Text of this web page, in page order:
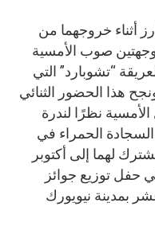
أثناء خروجهما من
صوب الأمسية
“تشوبارد” التي
هذا الحضور الثنائي
نظرًا لندرة
السجادة الحمراء في
لهما إلى أكتوبر
معاً في حفل توزيع جوائز
بمدينة نيويورك